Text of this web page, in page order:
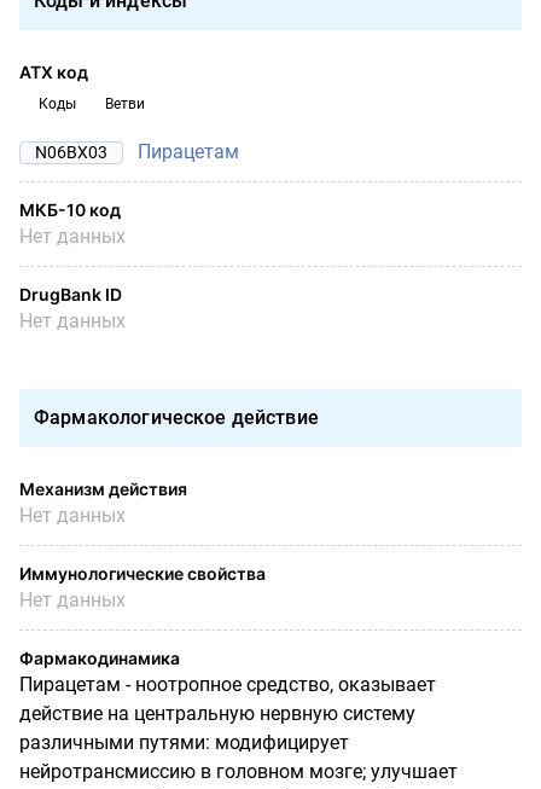
АТХ код
Коды Ветви
N06BX03 Пирацетам
МКБ-10 код
Нет данных
DrugBank ID
Нет данных
Фармакологическое действие
Механизм действия
Нет данных
Иммунологические свойства
Нет данных
Фармакодинамика
Пирацетам - ноотропное средство, оказывает
действие на центральную нервную систему
различными путями: модифицирует
нейротрансмиссию в головном мозге; улучшает